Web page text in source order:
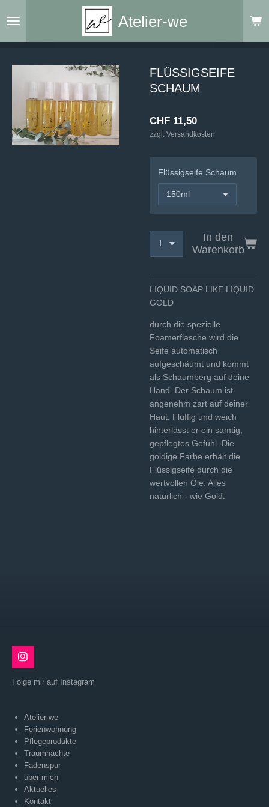
Hauptinhalt
Atelier-we
FLÜSSIGSEIFE
SCHAUM
CHF 11,50
zzgl. Versandkosten
Flüssigseife Schaum
In den
Warenkorb
LIQUID SOAP LIKE LIQUID
GOLD
durch die spezielle
Foamerflasche wird die
Seife automatisch
aufgeschäumt und kommt
als Schaumberg auf deine
Hand. Der Schaum ist
angenehm zart auf deiner
Haut. Fluffig und weich
hinterlässt er ein samtig,
gepflegtes Gefühl. Die
goldige Farbe erhält die
Flüssigseife durch die
wertvollen Öle. Alles
natürlich - wie Gold.
I
n
s
r
a
m
Folge mir auf Instagram
Atelier-we
Ferienwohnung
Pflegeprodukte
Traumnächte
Fadenspur
über mich
Aktuelles
Kontakt